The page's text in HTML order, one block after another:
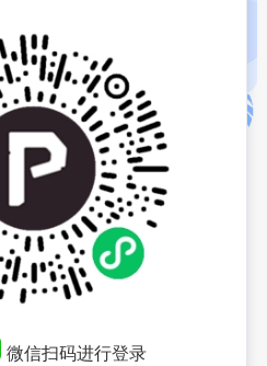
微信扫码进行登录